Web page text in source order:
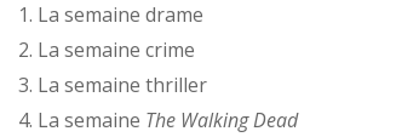
La semaine drame
La semaine crime
La semaine thriller
La semaine The Walking Dead